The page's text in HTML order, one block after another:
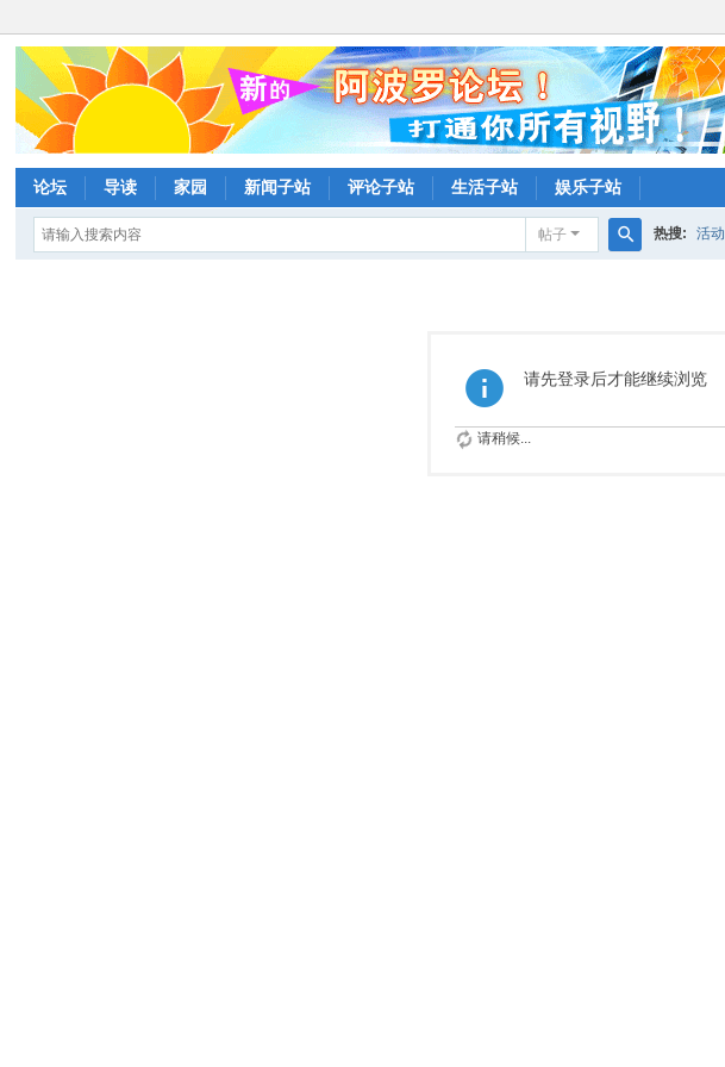
论坛 导读 家园 新闻子站 评论子站 生活子站 娱乐子站
帖子 热搜: 活动
请先登录后才能继续浏览
请稍候...